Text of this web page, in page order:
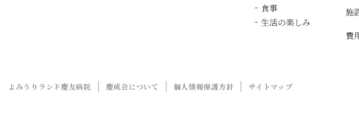
食事
生活の楽しみ
施
費
よみうりランド慶友病院 慶成会について 個人情報保護方針 サイトマップ